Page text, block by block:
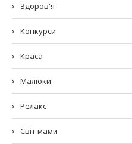
Здоров'я
Конкурси
Краса
Малюки
Релакс
Світ мами